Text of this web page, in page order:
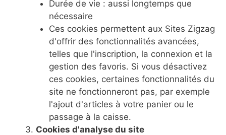
Durée de vie : aussi longtemps que
nécessaire
Ces cookies permettent aux Sites Zigzag
d'offrir des fonctionnalités avancées,
telles que l'inscription, la connexion et la
gestion des favoris. Si vous désactivez
ces cookies, certaines fonctionnalités du
site ne fonctionneront pas, par exemple
l'ajout d'articles à votre panier ou le
passage à la caisse.
Cookies d'analyse du site